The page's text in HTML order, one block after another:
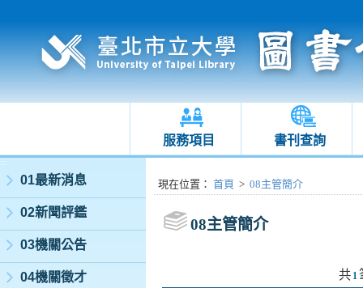
服務項目 書刊查詢
:::
01最新消息
02新聞評鑑
03機關公告
04機關徵才
:::現在位置 ： 首頁 > 08主管簡介
08主管簡介
共 1